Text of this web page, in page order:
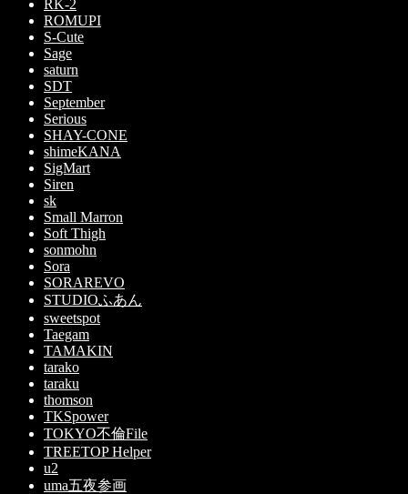
RK-2
ROMUPI
S-Cute
Sage
saturn
SDT
September
Serious
SHAY-CONE
shimeKANA
SigMart
Siren
sk
Small Marron
Soft Thigh
sonmohn
Sora
SORAREVO
STUDIOふあん
sweetspot
Taegam
TAMAKIN
tarako
taraku
thomson
TKSpower
TOKYO不倫File
TREETOP Helper
u2
uma五夜参画